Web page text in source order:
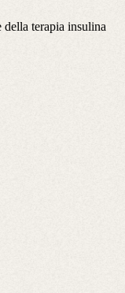
terapia insulina